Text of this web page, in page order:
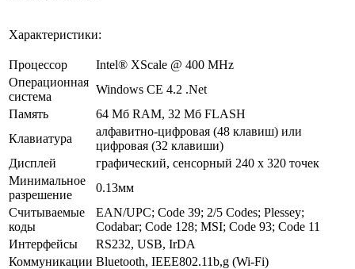
Характеристики:
Процессор
Intel® XScale @ 400 MHz
Операционная
система
Windows CE 4.2 .Net
Память
64 Мб RAM, 32 Мб FLASH
Клавиатура
алфавитно-цифровая (48 клавиш) или
цифровая (32 клавиши)
Дисплей
графический, сенсорный 240 x 320 точек
Минимальное
разрешение
0.13мм
Считываемые
коды
EAN/UPC; Code 39; 2/5 Codes; Plessey;
Codabar; Code 128; MSI; Code 93; Code 11
Интерфейсы
RS232, USB, IrDA
Коммуникации Bluetooth, IEEE802.11b,g (Wi-Fi)